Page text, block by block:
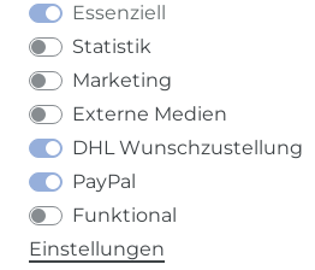
VERTRAG WIDERRUFEN
Essenziell
Statistik
Marketing
Externe Medien
DHL Wunschzustellung
PayPal
Funktional
Einstellungen